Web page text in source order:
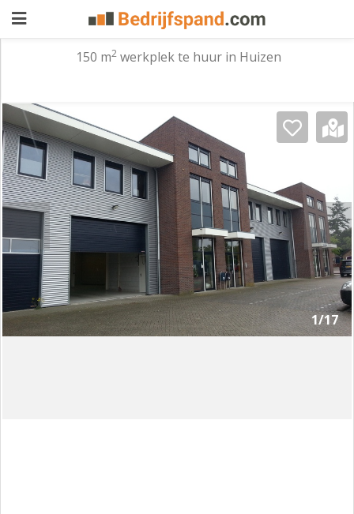
aanbieden
Pand
zoeken
Waarom
adverteren
Premium
adverteren
Blog
Registreren
Login
150 m2 werkplek te huur in Huizen
1/17